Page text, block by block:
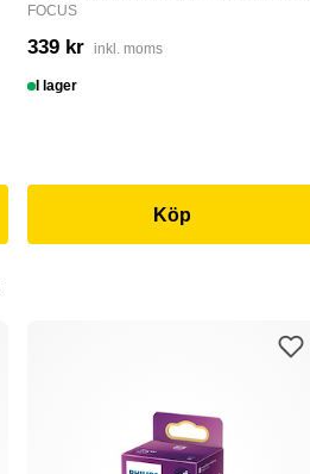
FOCUS
339 kr inkl. moms
I lager
Köp